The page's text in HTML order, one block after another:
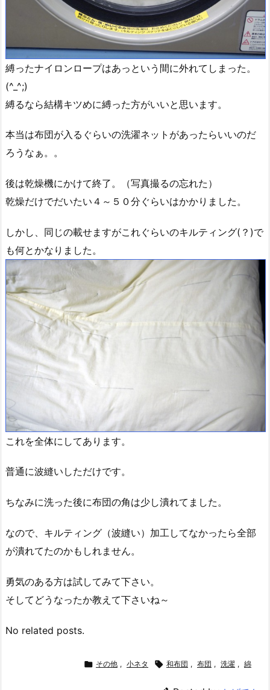
縛ったナイロンロープはあっという間に外れてしまった。
(^_^;)
縛るなら結構キツめに縛った方がいいと思います。
本当は布団が入るぐらいの洗濯ネットがあったらいいのだ
ろうなぁ。。
後は乾燥機にかけて終了。（写真撮るの忘れた）
乾燥だけでだいたい４～５０分ぐらいはかかりました。
しかし、同じの載せますがこれぐらいのキルティング(？)で
も何とかなりました。
これを全体にしてあります。
普通に波縫いしただけです。
ちなみに洗った後に布団の角は少し潰れてました。
なので、キルティング（波縫い）加工してなかったら全部
が潰れてたのかもしれません。
勇気のある方は試してみて下さい。
そしてどうなったか教えて下さいね～
No related posts.
 その他 , 小ネタ  和布団 , 布団 , 洗濯 , 綿